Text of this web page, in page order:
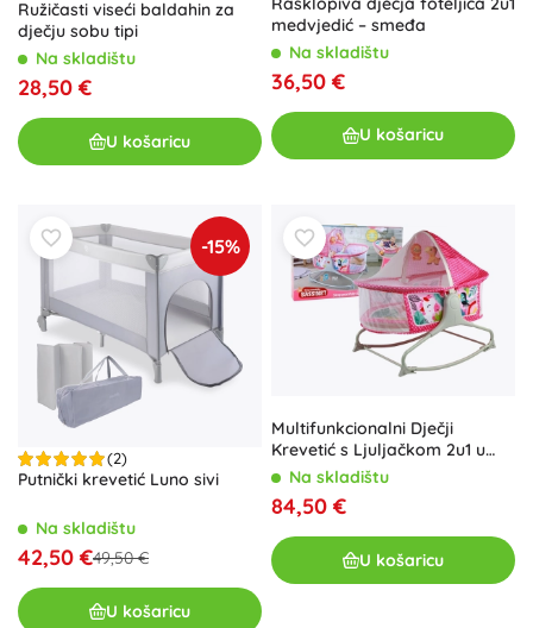
Ružičasti viseći baldahin za
dječju sobu tipi
Na skladištu
28,50 €
U košaricu
medvjedić – smeđa
Na skladištu
36,50 €
U košaricu
-15%
(2)
Putnički krevetić Luno sivi
Na skladištu
42,50 €49,50 €
U košaricu
Multifunkcionalni Dječji
Krevetić s Ljuljačkom 2u1 u
Rozoj Boji
Na skladištu
84,50 €
U košaricu